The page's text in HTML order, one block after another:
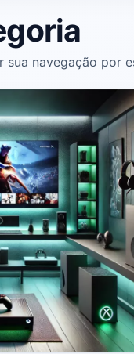
navegação por